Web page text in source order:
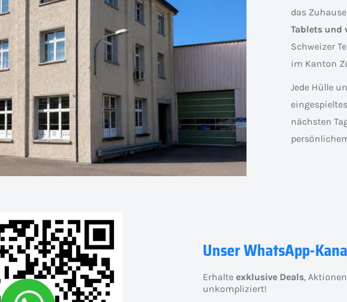
das
Tablets und
Schweizer
im Kanton
Jede Hülle
nächsten
Unser WhatsApp-
Erhalteexklusive Deals,
unkompliziert!